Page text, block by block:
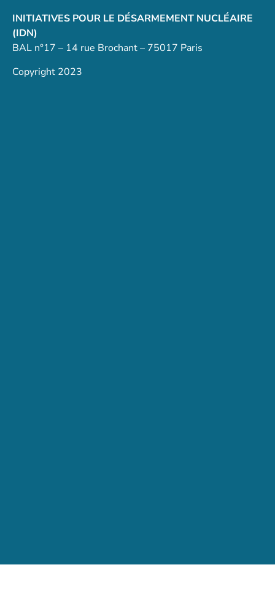
INITIATIVES POUR LE DÉSARMEMENT NUCLÉAIRE
(IDN)
BAL n°17 – 14 rue Brochant – 75017 Paris
Copyright 2023